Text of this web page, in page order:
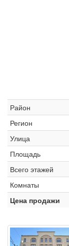
Район
Регион
Улица
Площадь
Всего этажей
Комнаты
Цена продажи